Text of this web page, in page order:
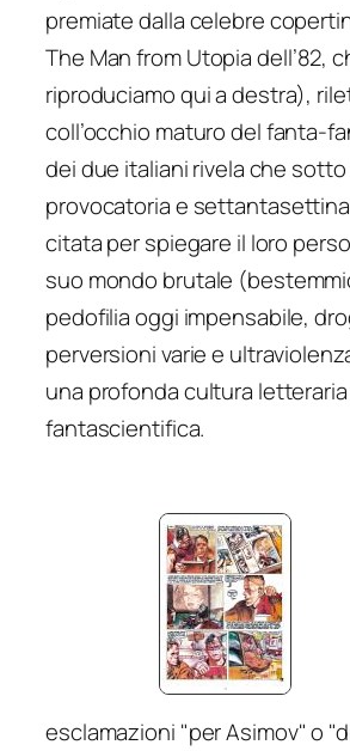
premiate dalla celebre
The Man from Utopiadell’82,
riproduciamo qui a destra),
coll’occhio maturo del fanta-
dei due italiani rivela che
provocatoria e settantasettina
citata per spiegare il loro
suo mondo brutale
pedofilia oggi impensabile,
perversioni varie e
una profonda cultura letteraria
fantascientifica.
esclamazioni "per Asimov" o